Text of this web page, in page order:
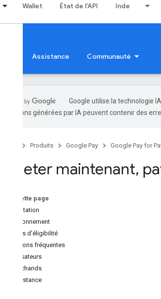
Wallet État de l'API Inde
Assistance Communauté
Google utilise la technologie
traductions générées par IA peuvent contenir des
Produits Google Pay Google Pay for
Acheter maintenant,
Sur cette page
Présentation
Fonctionnement
Critères d'éligibilité
Questions fréquentes
Utilisateurs
Marchands
Assistance